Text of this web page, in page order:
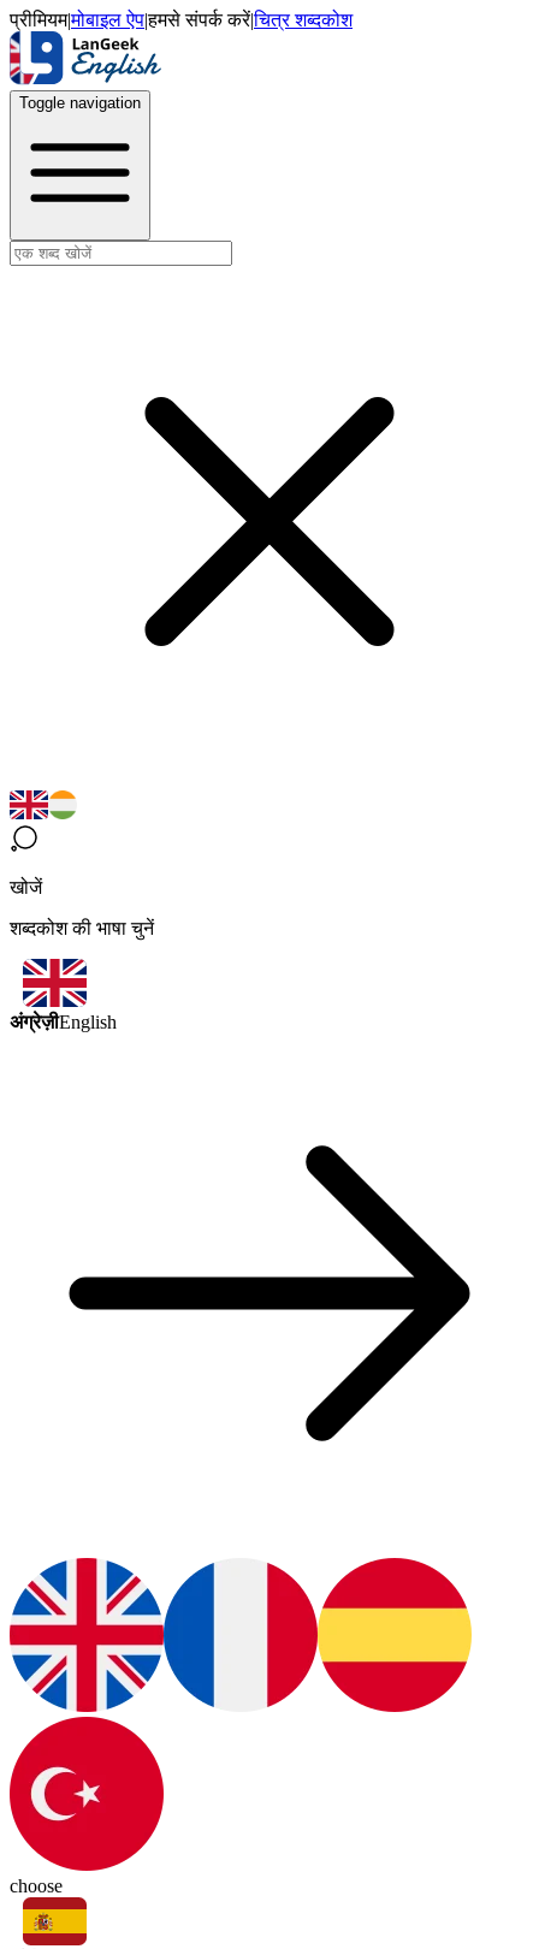
प्रीमियम|मोबाइल ऐप|हमसे संपर्क करें|चित्र शब्दकोश
Toggle navigation
खोजें
शब्दकोश की भाषा चुनें
अंग्रेज़ीEnglish
choose